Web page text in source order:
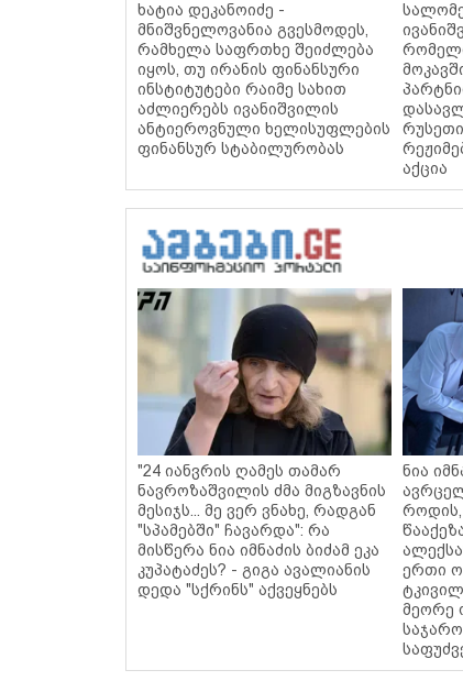
ხატია დეკანოიძე -
მნიშვნელოვანია გვესმოდეს,
რამხელა საფრთხე შეიძლება
იყოს, თუ ირანის ფინანსური
ინსტიტუტები რაიმე სახით
აძლიერებს ივანიშვილის
ანტიეროვნული ხელისუფლების
ფინანსურ სტაბილურობას
აქცია
"24 იანვრის ღამეს თამარ
ნავროზაშვილის ძმა მიგზავნის
მესიჯს... მე ვერ ვნახე, რადგან
"სპამებში" ჩავარდა": რა
მისწერა ნია იმნაძის ბიძამ ეკა
კუპატაძეს? - გიგა ავალიანის
დედა "სქრინს" აქვეყნებს
ნია
როდის,
ერთი
მეორე